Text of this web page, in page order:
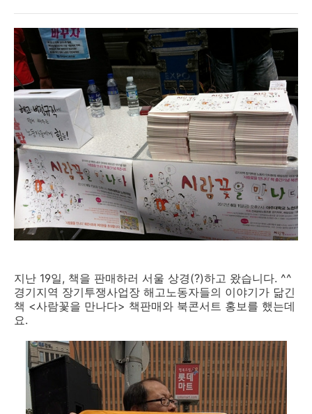
지난 19일, 책을 판매하러 서울 상경(?)하고 왔습니다. ^^
경기지역 장기투쟁사업장 해고노동자들의 이야기가 닮긴
책 <사람꽃을 만나다> 책판매와 북콘서트 홍보를 했는데
요.